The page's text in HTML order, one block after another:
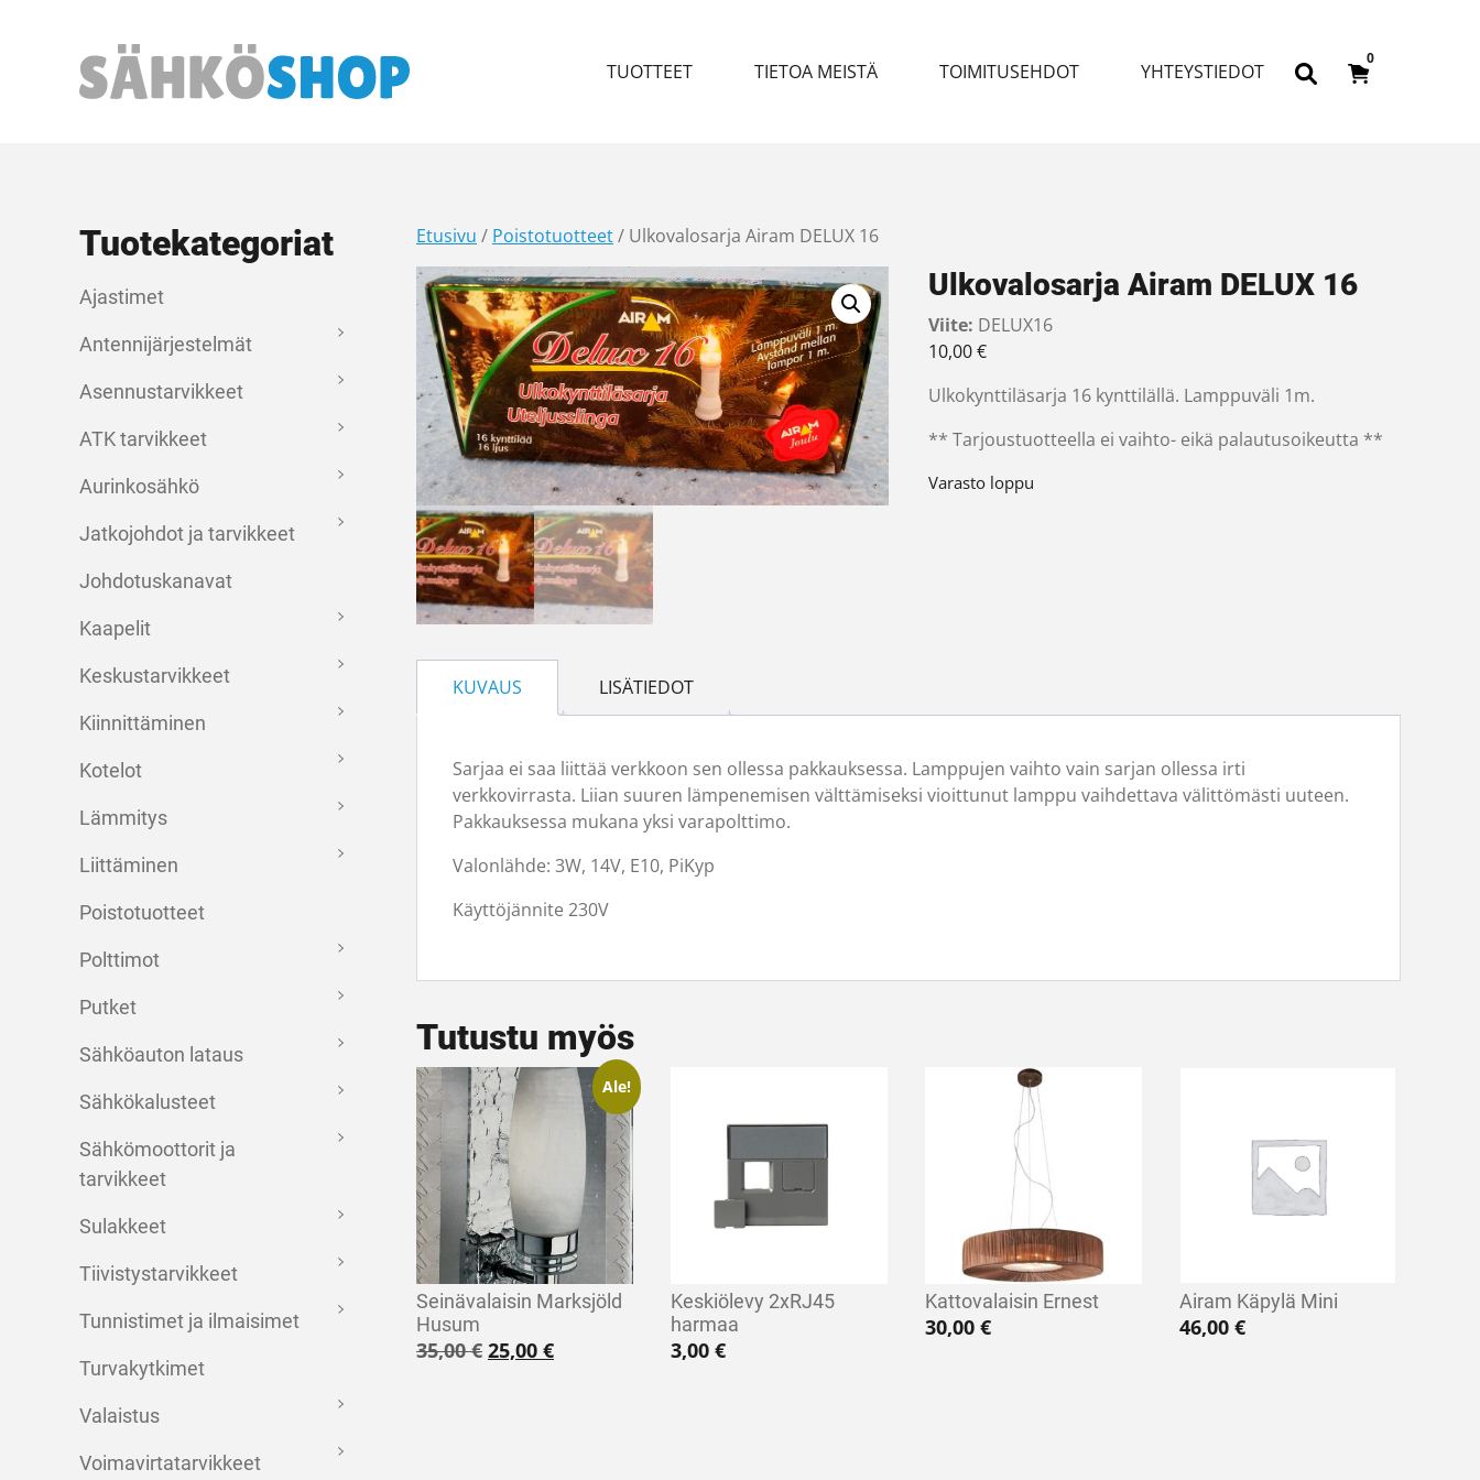
Päävalikko TUOTTEET TIETOA MEISTÄ TOIMITUSEHDOT YHTEYSTIEDOT
0
Tuotekategoriat
Ajastimet
Antennijärjestelmät
Asennustarvikkeet
ATK tarvikkeet
Aurinkosähkö
Jatkojohdot ja tarvikkeet
Johdotuskanavat
Kaapelit
Keskustarvikkeet
Kiinnittäminen
Kotelot
Lämmitys
Liittäminen
Poistotuotteet
Polttimot
Putket
Sähköauton lataus
Sähkökalusteet
Sähkömoottorit ja
tarvikkeet
Sulakkeet
Tiivistystarvikkeet
Tunnistimet ja ilmaisimet
Turvakytkimet
Valaistus
Voimavirtatarvikkeet
Etusivu / Poistotuotteet/ Ulkovalosarja Airam DELUX 16
Ulkovalosarja Airam DELUX 16
Viite: DELUX16
10,00€
Ulkokynttiläsarja 16 kynttilällä. Lamppuväli 1m.
** Tarjoustuotteella ei vaihto- eikä palautusoikeutta **
Varasto loppu
KUVAUS LISÄTIEDOT
Sarjaa ei saa liittää verkkoon sen ollessa pakkauksessa. Lamppujen vaihto vain sarjan ollessa irti
verkkovirrasta. Liian suuren lämpenemisen välttämiseksi vioittunut lamppu vaihdettava välittömästi uuteen.
Pakkauksessa mukana yksi varapolttimo.
Valonlähde: 3W, 14V, E10, PiKyp
Käyttöjännite 230V
Tutustu myös
Ale!
Seinävalaisin Marksjöld
Husum
35,00€ Alkuperäinen hinta oli: 35,00 €.
25,00 €Nykyinen hinta on: 25,00 €.
Keskiölevy 2xRJ45
harmaa
3,00€
Kattovalaisin Ernest
30,00€
Airam Käpylä Mini
46,00€